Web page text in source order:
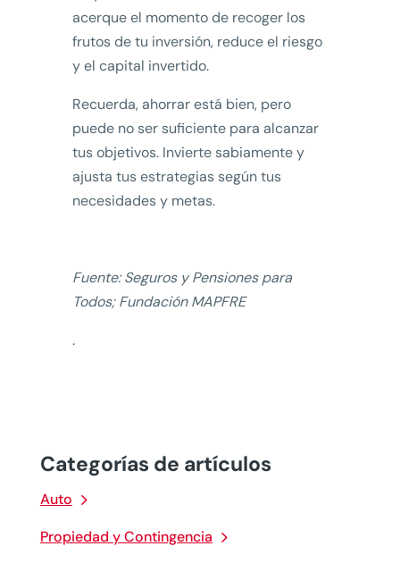
Categorías de artículos
Auto
Propiedad y Contingencia
acerque el momento de recoger los
frutos de tu inversión, reduce el riesgo
y el capital invertido.
Recuerda, ahorrar está bien, pero
puede no ser suficiente para alcanzar
tus objetivos. Invierte sabiamente y
ajusta tus estrategias según tus
necesidades y metas.
Fuente: Seguros y Pensiones para
Todos; Fundación MAPFRE
.